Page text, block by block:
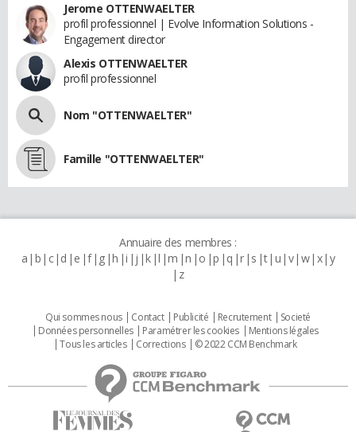
Jerome OTTENWAELTER
profil professionnel | Evolve Information Solutions -
Engagement director
Alexis OTTENWAELTER
profil professionnel
Nom "OTTENWAELTER"
Famille "OTTENWAELTER"
Annuaire des membres :
a b c d e f g h i j k l m n o p q r s t u v w x y
z
Qui sommes nous Contact Publicité Recrutement
Societé
Données personnelles
Paramétrer les cookies
Mentions légales
Tous les articles
Corrections © 2022 CCM Benchmark